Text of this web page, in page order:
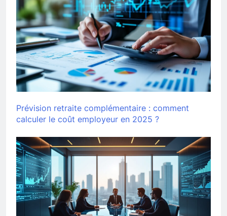
Prévision retraite complémentaire : comment
calculer le coût employeur en 2025 ?